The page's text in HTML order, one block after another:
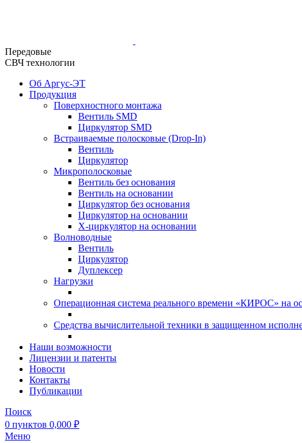
Передовые
СВЧ технологии
Об Аргус-ЭТ
Продукция
Поверхностного монтажа
Вентиль SMD
Циркулятор SMD
Встраиваемые полосковые (Drop-In)
Вентиль
Циркулятор
Микрополосковые
Вентиль без основания
Вентиль на основании
Циркулятор без основания
Циркулятор на основании
Х-циркулятор на основании
Волноводные
Вентиль
Циркулятор
Дуплексер
Нагрузки
Операционная система реального времени «КИРОС» на
Средства вычислительной техники в защищенном
Наши возможности
Лицензии и патенты
Новости
Контакты
Публикации
Поиск
0 пунктов 0,000 ₽
Меню